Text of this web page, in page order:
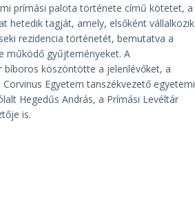
prímási palota története című kötetet, a
hetedik tagját, amely, elsőként vállalkozik
rezidencia történetét, bemutatva a
működő gyűjteményeket. A
bíboros köszöntötte a jelenlévőket, a
Egyetem tanszékvezető egyetemi
Hegedűs András, a Prímási Levéltár
is.